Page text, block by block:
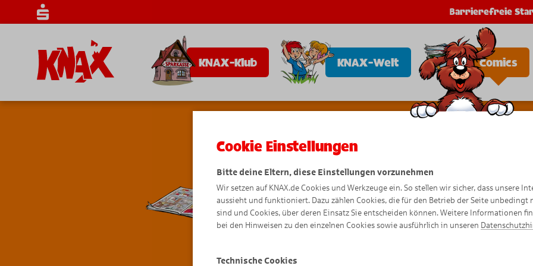
Barrierefreie
KNAX-Klub KNAX-Welt Comics
Cookie Einstellungen
Bitte deine Eltern, diese Einstellungen vorzunehmen
Wir setzen auf KNAX.de Cookies und Werkzeuge ein. So stellen wir sicher, dass unsere
aussieht und funktioniert. Dazu zählen Cookies, die für den Betrieb der Seite unbedingt
sind und Cookies, über deren Einsatz Sie entscheiden können. Weitere Informationen
bei den Hinweisen zu den einzelnen Cookies sowie ausführlich in unseren
Technische Cookies